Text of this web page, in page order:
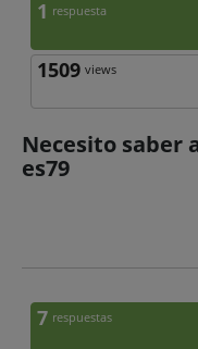
1 respuesta
1509 views
Necesito saber
es79
7 respuestas